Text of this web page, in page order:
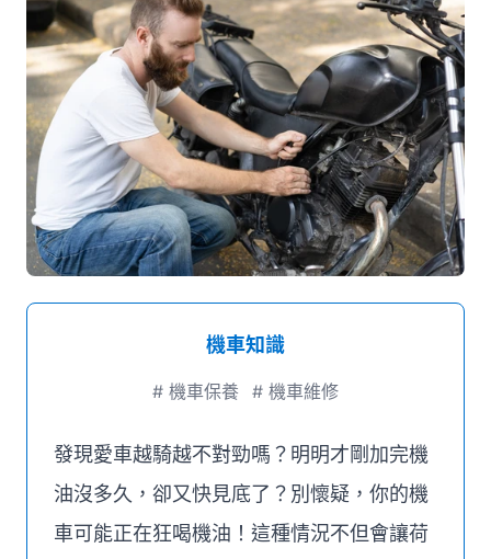
徵才資訊
媒體推薦
聯絡我們
機車知識
# 機車保養 # 機車維修
發現愛車越騎越不對勁嗎？明明才剛加完機
油沒多久，卻又快見底了？別懷疑，你的機
車可能正在狂喝機油！這種情況不但會讓荷